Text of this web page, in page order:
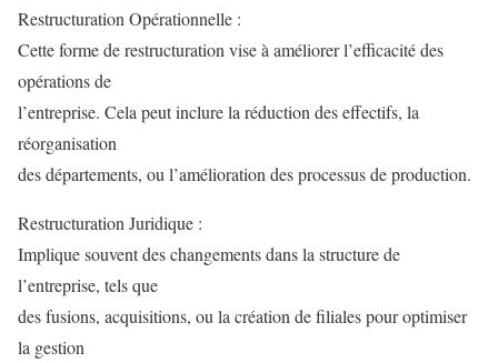
Restructuration Opérationnelle :
Cette forme de restructuration vise à améliorer l’efficacité des
opérations de
l’entreprise. Cela peut inclure la réduction des effectifs, la
réorganisation
des départements, ou l’amélioration des processus de production.
Restructuration Juridique :
Implique souvent des changements dans la structure de
l’entreprise, tels que
des fusions, acquisitions, ou la création de filiales pour optimiser
la gestion